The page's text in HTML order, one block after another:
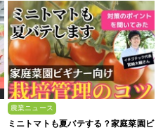
農業ニュース
ミニトマトも夏バテする？家庭菜園ビ